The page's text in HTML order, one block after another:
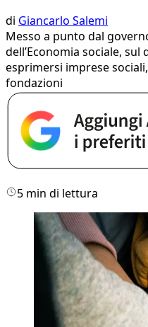
di Giancarlo Salemi
Messo a punto dal
dell’Economia sociale,
esprimersi imprese
fondazioni
5 min di lettura